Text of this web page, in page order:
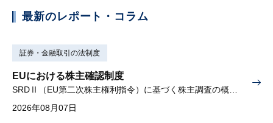
最新のレポート・コラム
証券・金融取引の法制度
EUにおける株主確認制度
SRDⅡ（EU第二次株主権利指令）に基づく株主調査の概要と課題
2026年08月07日